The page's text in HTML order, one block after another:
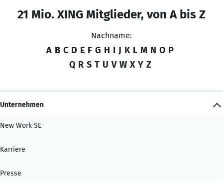
21 Mio. XING Mitglieder, von A bis Z
Nachname:
A B C D E F G H I J K L M N O P
Q R S T U V W X Y Z
Unternehmen
New Work SE
Karriere
Presse